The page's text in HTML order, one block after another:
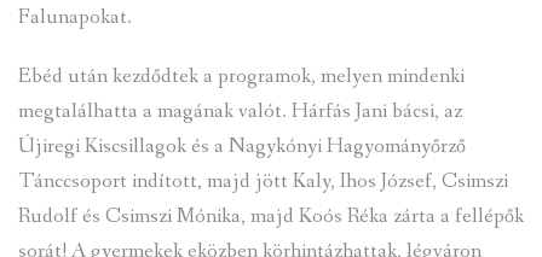
Falunapokat.
Ebéd után kezdődtek a programok, melyen mindenki
megtalálhatta a magának valót. Hárfás Jani bácsi, az
Újiregi Kiscsillagok és a Nagykónyi Hagyományőrző
Tánccsoport indított, majd jött Kaly, Ihos József, Csimszi
Rudolf és Csimszi Mónika, majd Koós Réka zárta a fellépők